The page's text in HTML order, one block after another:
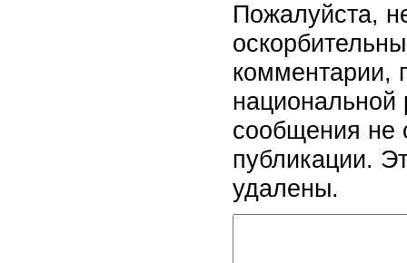
Пожалуйста,
комментарии,
национальной
сообщения не
публикации.
удалены.